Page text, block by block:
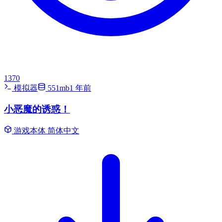
1370
模拟器
551mb1 年前
小恶魔的诱惑！
游戏本体 简体中文